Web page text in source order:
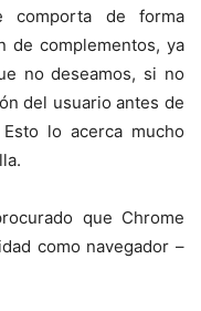
de forma
de complementos, ya
no deseamos, si no
del usuario antes de
lo acerca mucho
que Chrome
como navegador –